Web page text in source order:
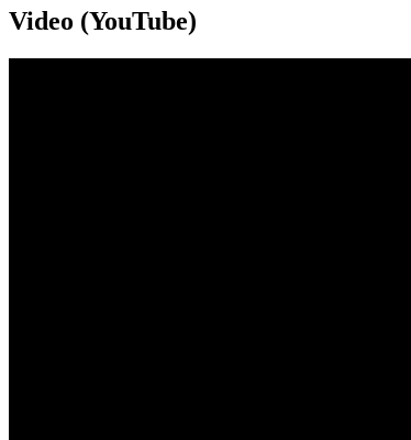
Video (YouTube)